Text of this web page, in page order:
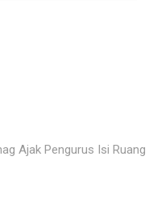
Ajak Pengurus Isi Ruang